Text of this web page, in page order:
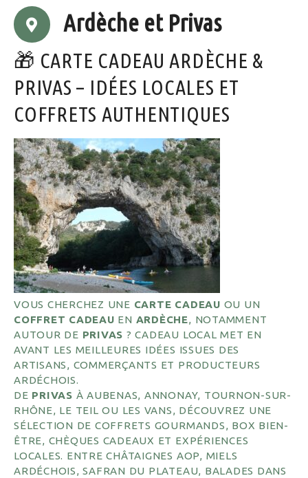
Ardèche et Privas
🎁 CARTE CADEAU ARDÈCHE &
PRIVAS – IDÉES LOCALES ET
COFFRETS AUTHENTIQUES
VOUS CHERCHEZ UNE CARTE CADEAU OU UN
COFFRET CADEAU EN ARDÈCHE, NOTAMMENT
AUTOUR DE PRIVAS ? CADEAU LOCAL MET EN
AVANT LES MEILLEURES IDÉES ISSUES DES
ARTISANS, COMMERÇANTS ET PRODUCTEURS
ARDÉCHOIS.
DE PRIVAS À AUBENAS, ANNONAY, TOURNON-SUR-
RHÔNE, LE TEIL OU LES VANS, DÉCOUVREZ UNE
SÉLECTION DE COFFRETS GOURMANDS, BOX BIEN-
ÊTRE, CHÈQUES CADEAUX ET EXPÉRIENCES
LOCALES. ENTRE CHÂTAIGNES AOP, MIELS
ARDÉCHOIS, SAFRAN DU PLATEAU, BALADES DANS